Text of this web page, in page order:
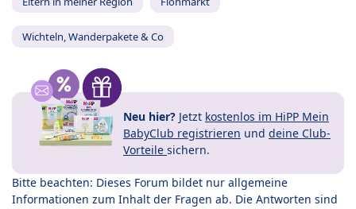
Wichteln, Wanderpakete & Co
Neu hier? Jetzt kostenlos im HiPP Mein
BabyClub registrieren und deine Club-
Vorteile sichern.
Bitte beachten: Dieses Forum bildet nur allgemeine
Informationen zum Inhalt der Fragen ab. Die Antworten sind